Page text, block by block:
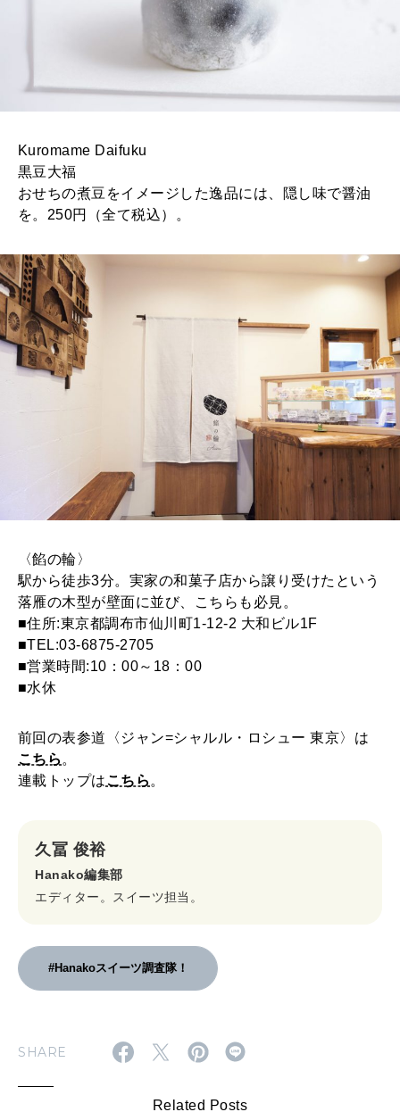
Kuromame Daifuku
黒豆大福
おせちの煮豆をイメージした逸品には、隠し味で醤油
を。250円（全て税込）。
〈餡の輪〉
駅から徒歩3分。実家の和菓子店から譲り受けたという
落雁の木型が壁面に並び、こちらも必見。
■住所:東京都調布市仙川町1-12-2 大和ビル1F
■TEL:03-6875-2705
■営業時間:10：00～18：00
■水休
前回の表参道〈ジャン=シャルル・ロシュー 東京〉は
こちら 。
連載トップはこちら 。
久冨 俊裕
Hanako編集部
エディター。スイーツ担当。
#Hanakoスイーツ調査隊！
SHARE
Related Posts